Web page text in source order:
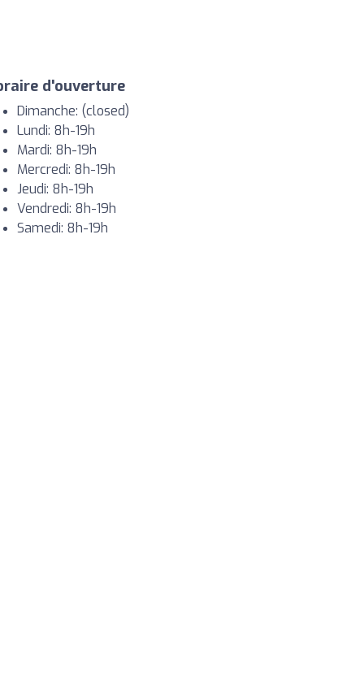
d'ouverture
Dimanche: (closed)
Lundi: 8h-19h
Mardi: 8h-19h
Mercredi: 8h-19h
Jeudi: 8h-19h
Vendredi: 8h-19h
Samedi: 8h-19h